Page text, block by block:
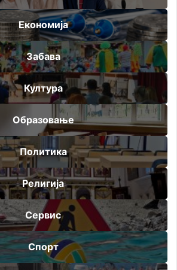
Економија
Забава
Култура
Образовање
Политика
Религија
Сервис
Спорт